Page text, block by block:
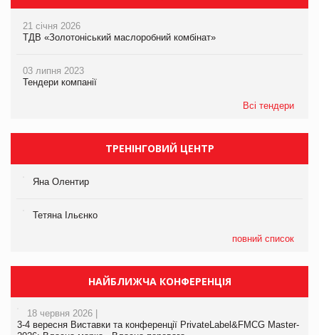
21 січня 2026
ТДВ «Золотоніський маслоробний комбінат»
03 липня 2023
Тендери компанії
Всі тендери
ТРЕНІНГОВИЙ ЦЕНТР
Яна Олентир
Тетяна Ільєнко
повний список
НАЙБЛИЖЧА КОНФЕРЕНЦІЯ
18 червня 2026 |
3-4 вересня Виставки та конференції PrivateLabel&FMCG Master-